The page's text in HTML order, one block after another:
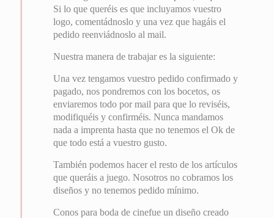
Si lo que queréis es que incluyamos vuestro
logo, comentádnoslo y una vez que hagáis el
pedido reenviádnoslo al mail.
Nuestra manera de trabajar es la siguiente:
Una vez tengamos vuestro pedido confirmado y
pagado, nos pondremos con los bocetos, os
enviaremos todo por mail para que lo reviséis,
modifiquéis y confirméis. Nunca mandamos
nada a imprenta hasta que no tenemos el Ok de
que todo está a vuestro gusto.
También podemos hacer el resto de los artículos
que queráis a juego. Nosotros no cobramos los
diseños y no tenemos pedido mínimo.
Conos para boda de cinefue un diseño creado